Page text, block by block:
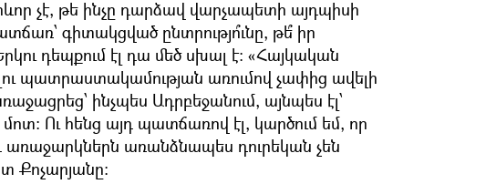
չէ, թե ինչը դարձավ վարչապետի այդպիսի
գիտակցված ընտրությո՞ւնը, թե՞ իր
դեպքում էլ դա մեծ սխալ է։ «Հայկական
պատրաստակամության առումով չափից ավելի
ինչպես Ադրբեջանում, այնպես էլ՝
Ու հենց այդ պատճառով էլ, կարծում եմ, որ
առաջարկներն առանձնապես դուրեկան չեն
Քոչարյանը։